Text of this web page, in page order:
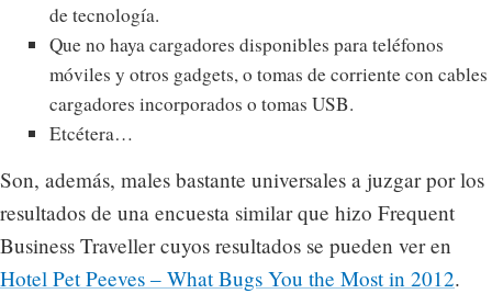
de tecnología.
Que no haya cargadores disponibles para teléfonos
móviles y otros gadgets, o tomas de corriente con cables
cargadores incorporados o tomas USB.
Etcétera…
Son, además, males bastante universales a juzgar por los
resultados de una encuesta similar que hizo Frequent
Business Traveller cuyos resultados se pueden ver en
Hotel Pet Peeves – What Bugs You the Most in 2012.